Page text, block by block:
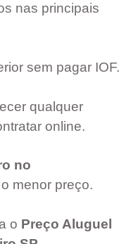
nas principais
sem pagar IOF.
qualquer
online.
no
menor preço.
o Preço Aluguel